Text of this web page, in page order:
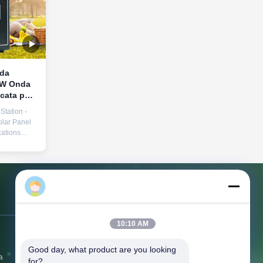
Onda
per
di
-
Panel
Type-C
voltage,
×
Contattici
3 strada Shayuan 1, città di Keyuan,
10:10 AM
Good day, what product are you looking